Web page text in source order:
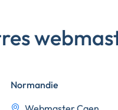
Normandie